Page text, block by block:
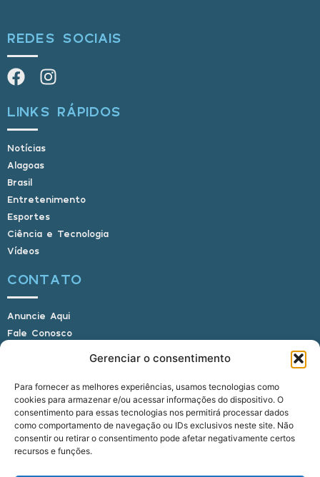
Gerenciar o consentimento
Para fornecer as melhores experiências, usamos tecnologias como
cookies para armazenar e/ou acessar informações do dispositivo. O
consentimento para essas tecnologias nos permitirá processar dados
como comportamento de navegação ou IDs exclusivos neste site. Não
consentir ou retirar o consentimento pode afetar negativamente certos
recursos e funções.
REDES SOCIAIS
LINKS RÁPIDOS
Notícias
Alagoas
Brasil
Entretenimento
Esportes
Ciência e Tecnologia
Vídeos
CONTATO
Anuncie Aqui
Fale Conosco
E-mail: alagoasbrasilnoticias@gmail.com
Telefone: (82) 9 9691-0391 (Whatsapp)
Responsável Técnico: Crysthyan Carlos
Rua do Sau - Centro - Anadia - AL - CEP: